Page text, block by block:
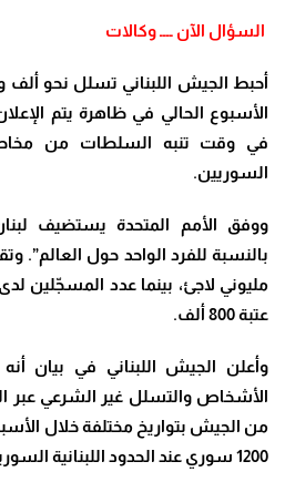
السؤال الآن ــــ وكالات
أحبط الجيش اللبناني تسلل نحو ألف
الأسبوع الحالي في ظاهرة يتم
في وقت تنبه السلطات من مخاطر
السوريين.
ووفق الأمم المتحدة يستضيف
بالنسبة للفرد الواحد حول العالم”.
مليوني لاجئ، بينما عدد المسجّلين
عتبة 800 ألف
.
وأعلن الجيش اللبناني في بيان
الأشخاص والتسلل غير الشرعي عبر
من الجيش بتواريخ مختلفة خلال
1200 سوري عند الحدود اللبنانية السورية”.